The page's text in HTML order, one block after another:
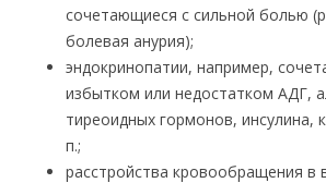
сочетающиеся с сильной болью
болевая анурия);
эндокринопатии, например,
избытком или недостатком АДГ,
тиреоидных гормонов, инсулина,
п.;
расстройства кровообращения в